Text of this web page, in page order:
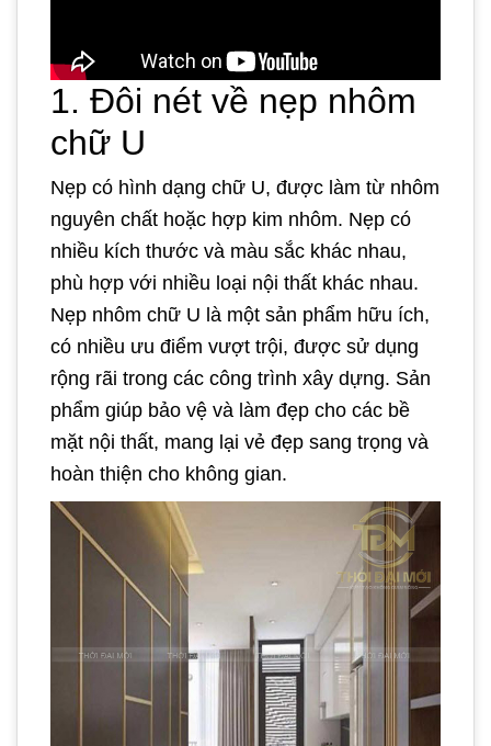
1. Đôi nét về nẹp nhôm
chữ U
Nẹp có hình dạng chữ U, được làm từ nhôm
nguyên chất hoặc hợp kim nhôm. Nẹp có
nhiều kích thước và màu sắc khác nhau,
phù hợp với nhiều loại nội thất khác nhau.
Nẹp nhôm chữ U là một sản phẩm hữu ích,
có nhiều ưu điểm vượt trội, được sử dụng
rộng rãi trong các công trình xây dựng. Sản
phẩm giúp bảo vệ và làm đẹp cho các bề
mặt nội thất, mang lại vẻ đẹp sang trọng và
hoàn thiện cho không gian.